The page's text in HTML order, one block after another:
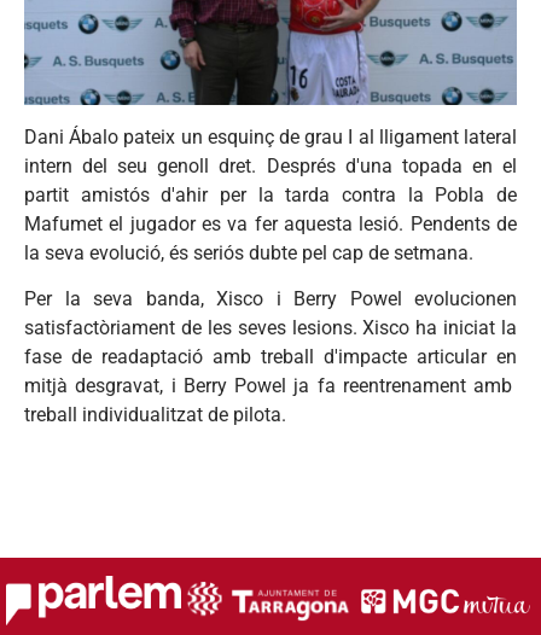
Dani Ábalo pateix un esquinç de grau I al lligament lateral
intern del seu genoll dret. Després d'una topada en el
partit amistós d'ahir per la tarda contra la Pobla de
Mafumet el jugador es va fer aquesta lesió. Pendents de
la seva evolució, és seriós dubte pel cap de setmana.
Per la seva banda, Xisco i Berry Powel evolucionen
satisfactòriament de les seves lesions. Xisco ha iniciat la
fase de readaptació amb treball d'impacte articular en
mitjà desgravat, i Berry Powel ja fa reentrenament amb
treball individualitzat de pilota.